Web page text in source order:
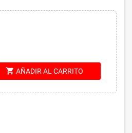
shopping_cart AÑADIR AL CARRITO